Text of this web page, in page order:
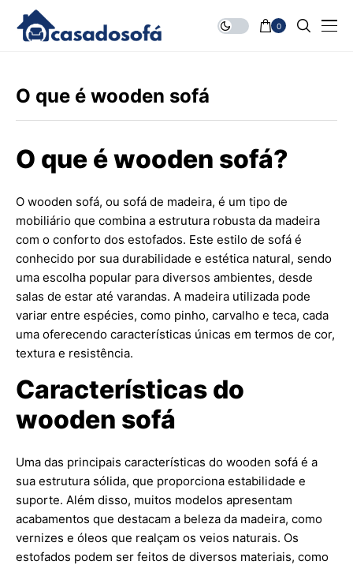
0
O que é wooden sofá
O que é wooden sofá?
O wooden sofá, ou sofá de madeira, é um tipo de
mobiliário que combina a estrutura robusta da madeira
com o conforto dos estofados. Este estilo de sofá é
conhecido por sua durabilidade e estética natural, sendo
uma escolha popular para diversos ambientes, desde
salas de estar até varandas. A madeira utilizada pode
variar entre espécies, como pinho, carvalho e teca, cada
uma oferecendo características únicas em termos de cor,
textura e resistência.
Características do
wooden sofá
Uma das principais características do wooden sofá é a
sua estrutura sólida, que proporciona estabilidade e
suporte. Além disso, muitos modelos apresentam
acabamentos que destacam a beleza da madeira, como
vernizes e óleos que realçam os veios naturais. Os
estofados podem ser feitos de diversos materiais, como